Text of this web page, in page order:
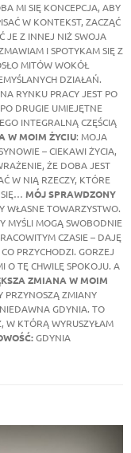
MI SIĘ KONCEPCJA, ABY
W KONTEKST, ZACZĄĆ
JE Z INNEJ NIŻ SWOJA
I SPOTYKAM SIĘ Z
MITÓW WOKÓŁ
DZIAŁAŃ.
RYNKU PRACY JEST PO
DRUGIE UMIEJĘTNE
INTEGRALNĄ CZĘŚCIĄ
W MOIM ŻYCIU: MOJA
– CIEKAWI ŻYCIA,
ŻE DOBA JEST
W NIĄ RZECZY, KTÓRE
SIĘ… MÓJ SPRAWDZONY
WŁASNE TOWARZYSTWO.
MYŚLI MOGĄ SWOBODNIE
CZASIE – DAJĘ
PRZYCHODZI. GORZEJ
O TĘ CHWILĘ SPOKOJU. A
ZMIANA W MOIM
PRZYNOSZĄ ZMIANY
GDYNIA. TO
W KTÓRĄ WYRUSZYŁAM
GDYNIA